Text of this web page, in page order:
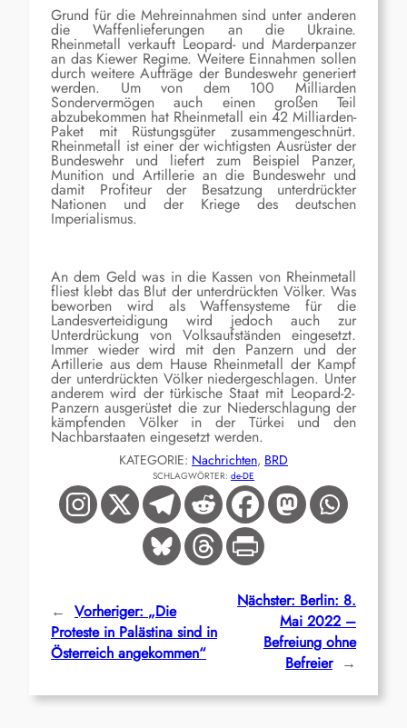
Grund für die Mehreinnahmen sind unter anderen
die Waffenlieferungen an die Ukraine.
Rheinmetall verkauft Leopard- und Marderpanzer
an das Kiewer Regime. Weitere Einnahmen sollen
durch weitere Aufträge der Bundeswehr generiert
werden. Um von dem 100 Milliarden
Sondervermögen auch einen großen Teil
abzubekommen hat Rheinmetall ein 42 Milliarden-
Paket mit Rüstungsgüter zusammengeschnürt.
Rheinmetall ist einer der wichtigsten Ausrüster der
Bundeswehr und liefert zum Beispiel Panzer,
Munition und Artillerie an die Bundeswehr und
damit Profiteur der Besatzung unterdrückter
Nationen und der Kriege des deutschen
Imperialismus.
An dem Geld was in die Kassen von Rheinmetall
fliest klebt das Blut der unterdrückten Völker.Was
beworben wird als Waffensysteme für die
Landesverteidigung wird jedoch auch zur
Unterdrückung von Volksaufständen eingesetzt.
Immer wieder wird mit den Panzern und der
Artillerie aus dem Hause Rheinmetall der Kampf
der unterdrückten Völker niedergeschlagen. Unter
anderemwird der türkische Staat mit Leopard-2-
Panzern ausgerüstet die zur Niederschlagung der
kämpfenden Völker in der Türkei und den
Nachbarstaaten eingesetzt werden.
KATEGORIE: Nachrichten, BRD
SCHLAGWÖRTER: de-DE
← Vorheriger: „Die
Proteste in Palästina sind in
Österreich angekommen“
Nächster: Berlin: 8.
Mai 2022 –
Befreiung ohne
Befreier →